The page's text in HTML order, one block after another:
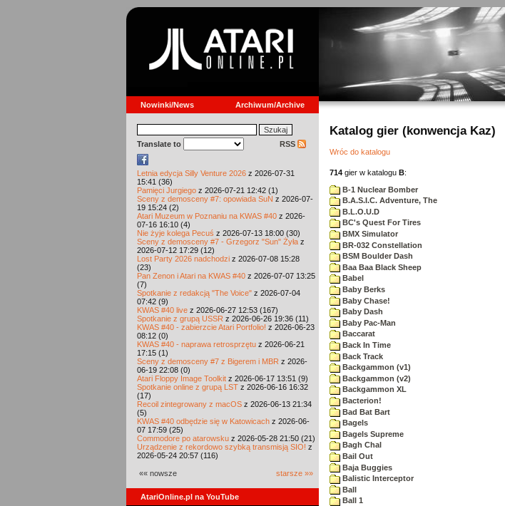
Nowinki/News Archiwum/Archive
Translate to RSS
Letnia edycja Silly Venture 2026 z 2026-07-31
15:41 (36)
Pamięci Jurgiego z 2026-07-21 12:42 (1)
Sceny z demosceny #7: opowiada SuN z 2026-07-
19 15:24 (2)
Atari Muzeum w Poznaniu na KWAS #40 z 2026-
07-16 16:10 (4)
Nie żyje kolega Pecuś z 2026-07-13 18:00 (30)
Sceny z demosceny #7 - Grzegorz "Sun" Żyła z
2026-07-12 17:29 (12)
Lost Party 2026 nadchodzi z 2026-07-08 15:28
(23)
Pan Zenon i Atari na KWAS #40 z 2026-07-07 13:25
(7)
Spotkanie z redakcją "The Voice" z 2026-07-04
07:42 (9)
KWAS #40 live z 2026-06-27 12:53 (167)
Spotkanie z grupą USSR z 2026-06-26 19:36 (11)
KWAS #40 - zabierzcie Atari Portfolio! z 2026-06-23
08:12 (0)
KWAS #40 - naprawa retrosprzętu z 2026-06-21
17:15 (1)
Sceny z demosceny #7 z Bigerem i MBR z 2026-
06-19 22:08 (0)
Atari Floppy Image Toolkit z 2026-06-17 13:51 (9)
Spotkanie online z grupą LST z 2026-06-16 16:32
(17)
Recoil zintegrowany z macOS z 2026-06-13 21:34
(5)
KWAS #40 odbędzie się w Katowicach z 2026-06-
07 17:59 (25)
Commodore po atarowsku z 2026-05-28 21:50 (21)
Urządzenie z rekordowo szybką transmisją SIO! z
2026-05-24 20:57 (116)
«« nowsze starsze »»
AtariOnline.pl na YouTube
Katalog gier (konwencja Kaz)
Wróc do katalogu
714 gier w katalogu B:
B-1 Nuclear Bomber
B.A.S.I.C. Adventure, The
B.L.O.U.D
BC's Quest For Tires
BMX Simulator
BR-032 Constellation
BSM Boulder Dash
Baa Baa Black Sheep
Babel
Baby Berks
Baby Chase!
Baby Dash
Baby Pac-Man
Baccarat
Back In Time
Back Track
Backgammon (v1)
Backgammon (v2)
Backgammon XL
Bacterion!
Bad Bat Bart
Bagels
Bagels Supreme
Bagh Chal
Bail Out
Baja Buggies
Balistic Interceptor
Ball
Ball 1